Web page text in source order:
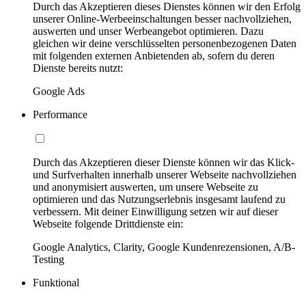
Durch das Akzeptieren dieses Dienstes können wir den Erfolg
unserer Online-Werbeeinschaltungen besser nachvollziehen,
auswerten und unser Werbeangebot optimieren. Dazu
gleichen wir deine verschlüsselten personenbezogenen Daten
mit folgenden externen Anbietenden ab, sofern du deren
Dienste bereits nutzt:
Google Ads
Performance
Durch das Akzeptieren dieser Dienste können wir das Klick-
und Surfverhalten innerhalb unserer Webseite nachvollziehen
und anonymisiert auswerten, um unsere Webseite zu
optimieren und das Nutzungserlebnis insgesamt laufend zu
verbessern. Mit deiner Einwilligung setzen wir auf dieser
Webseite folgende Drittdienste ein:
Google Analytics, Clarity, Google Kundenrezensionen, A/B-
Testing
Funktional